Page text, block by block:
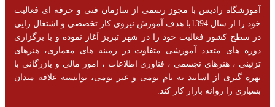
آموزشگاه رادیس با مجوز رسمی از سازمان فنی و حرفه ای فعالیت
خود را از سال 1394با هدف آموزش نیروی کار تخصصی و اشتغال زایی
در سطح کشور فعالیت خود را در شهر تبریز آغاز نموده و با برگزاری
دوره های متعدد آموزشی متفاوت در زمینه های معماری، هنرهای
تزئینی ، هنرهای تجسمی ، فناوری اطلاعات ، امور مالی و یازرگانی با
بهره گیری از اساتید به نام بومی و غیر بومی، توانسته علاقه مندان
بسیاری را روانه بازار کار کند.